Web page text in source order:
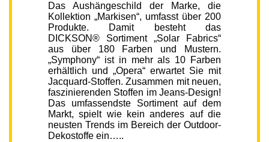
Das Aushängeschild der Marke, die
Kollektion „Markisen“, umfasst über 200
Produkte. Damit besteht das
DICKSON® Sortiment „Solar Fabrics“
aus über 180 Farben und Mustern.
„Symphony“ ist in mehr als 10 Farben
erhältlich und „Opera“ erwartet Sie mit
Jacquard-Stoffen. Zusammen mit neuen,
faszinierenden Stoffen im Jeans-Design!
Das umfassendste Sortiment auf dem
Markt, spielt wie kein anderes auf die
neusten Trends im Bereich der Outdoor-
Dekostoffe ein…..